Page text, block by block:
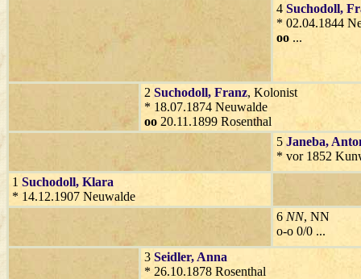
4 Suchodoll,
* 02.04.1844
oo ...
2 Suchodoll, Franz, Kolonist
* 18.07.1874 Neuwalde
oo 20.11.1899 Rosenthal
5 Janeba,
* vor 1852
1 Suchodoll, Klara
* 14.12.1907 Neuwalde
6 NN, NN
o-o 0/0 ...
3 Seidler, Anna
* 26.10.1878 Rosenthal